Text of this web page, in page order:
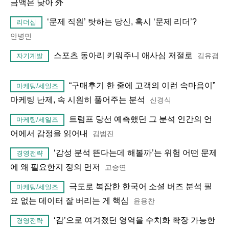
금액은 낮아 外
리더십 ‘문제 직원’ 탓하는 당신, 혹시 ‘문제 리더’?
안병민
자기계발 스포츠 동아리 키워주니 애사심 저절로 김유겸
마케팅/세일즈
“구매후기 한 줄에 고객의 이런 속마음이”
마케팅 난제, 속 시원히 풀어주는 분석
신경식
마케팅/세일즈
트럼프 당선 예측했던 그 분석 인간의 언
어에서 감정을 읽어내
김범진
경영전략
‘감성 분석 뜬다는데 해볼까’는 위험 어떤 문제
에 왜 필요한지 정의 먼저
고승연
마케팅/세일즈
극도로 복잡한 한국어 소셜 버즈 분석 필
요 없는 데이터 잘 버리는 게 핵심
윤용찬
경영전략
‘감’으로 여겨졌던 영역을 수치화 확장 가능한